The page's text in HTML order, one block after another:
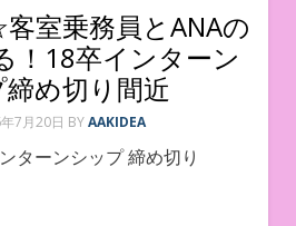
室乗務員とANAの
！18卒インターン
め切り間近
7月20日 BY AAKIDEA
ターンシップ 締め切り